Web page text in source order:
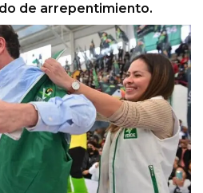
de arrepentimiento.